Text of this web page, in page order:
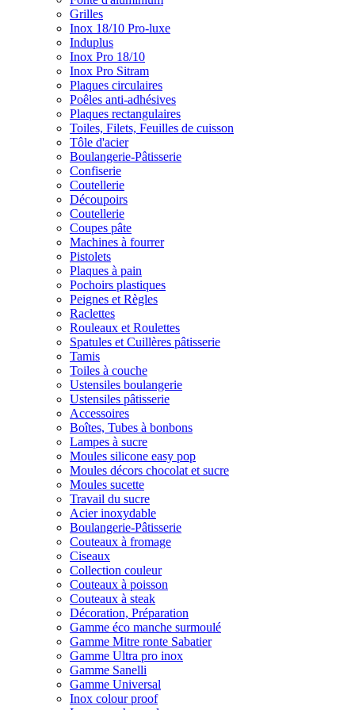
Grilles
Inox 18/10 Pro-luxe
Induplus
Inox Pro 18/10
Inox Pro Sitram
Plaques circulaires
Poêles anti-adhésives
Plaques rectangulaires
Toiles, Filets, Feuilles de cuisson
Tôle d'acier
Boulangerie-Pâtisserie
Confiserie
Coutellerie
Découpoirs
Coutellerie
Coupes pâte
Machines à fourrer
Pistolets
Plaques à pain
Pochoirs plastiques
Peignes et Règles
Raclettes
Rouleaux et Roulettes
Spatules et Cuillères pâtisserie
Tamis
Toiles à couche
Ustensiles boulangerie
Ustensiles pâtisserie
Accessoires
Boîtes, Tubes à bonbons
Lampes à sucre
Moules silicone easy pop
Moules décors chocolat et sucre
Moules sucette
Travail du sucre
Acier inoxydable
Boulangerie-Pâtisserie
Couteaux à fromage
Ciseaux
Collection couleur
Couteaux à poisson
Couteaux à steak
Décoration, Préparation
Gamme éco manche surmoulé
Gamme Mitre ronte Sabatier
Gamme Ultra pro inox
Gamme Sanelli
Gamme Universal
Inox colour proof